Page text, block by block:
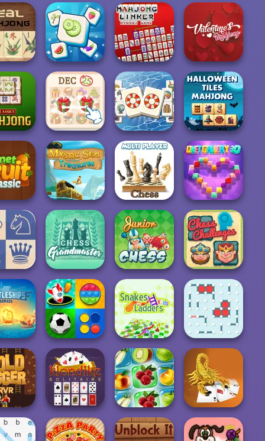
Deluxe
Halloween Triple
Mahjong
Mahjong 3D
Mahjong 3D
Connect
Real Tile Mahjong
Mahjong Linker
Kyodai Game
Valentine
Mahjong
Classic
KrisMas Mahjong
2
Mahjong Holiday
Halloween Tiles
Mahjong
Classic
Mystic Sea
Treasures
Chess Multi
Player
Onet Gallery 3D
Chess
Chess
Grandmaster
Junior Chess
Chess
Challenges
Mind Games for
2-3-4 Player
Snakes and
Ladders
Dots and Boxes